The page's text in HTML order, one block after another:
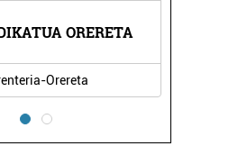
ORERETA
Orereta